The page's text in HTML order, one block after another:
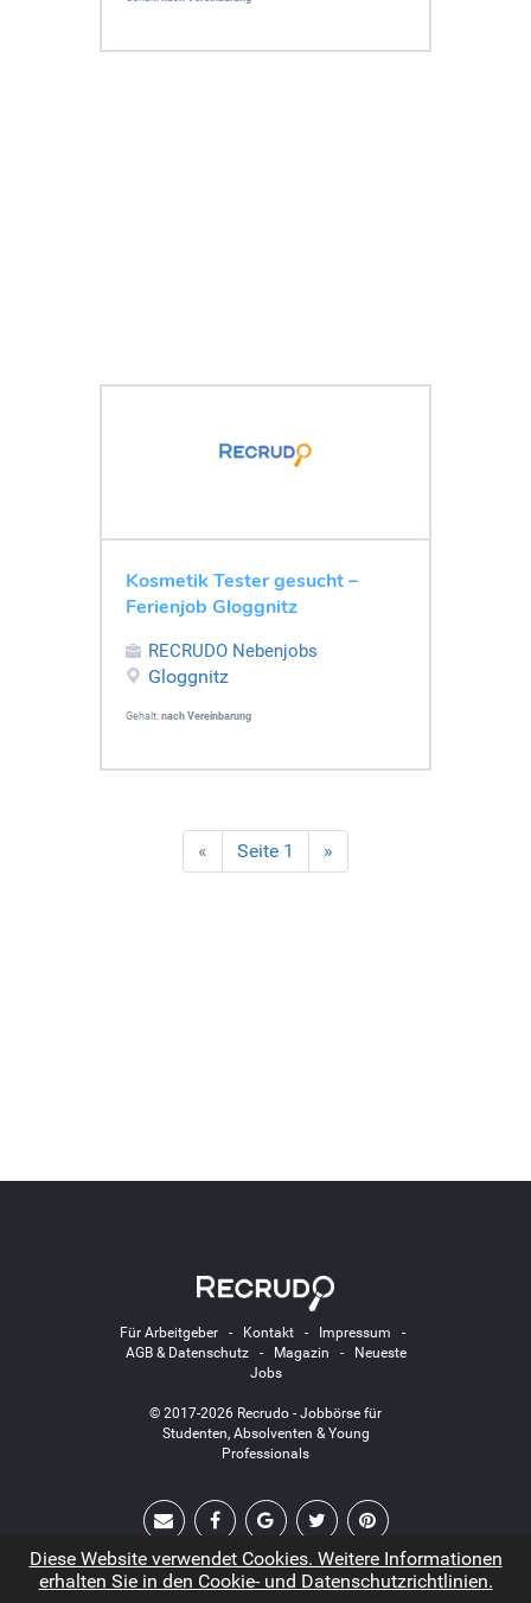
Kosmetik Tester gesucht –
Ferienjob Gloggnitz
RECRUDO Nebenjobs
Gloggnitz
Gehalt: nach Vereinbarung
« Seite 1 »
Für Arbeitgeber- Kontakt- Impressum -
AGB & Datenschutz- Magazin -
Neueste
Jobs
© 2017-2026 Recrudo - Jobbörse für
Studenten, Absolventen & Young
Professionals
Diese Website verwendet Cookies. Weitere Informationen
erhalten Sie in den Cookie- und Datenschutzrichtlinien.